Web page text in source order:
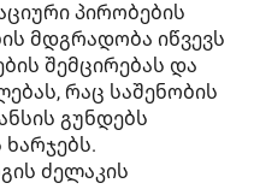
პირობების
მდგრადობა იწვევს
შემცირებას და
რაც საშენობის
გუნდებს
ძელაკის